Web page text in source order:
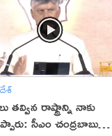
తవ్విన రాష్ట్రాన్ని నాకు
సీఎం చంద్రబాబు